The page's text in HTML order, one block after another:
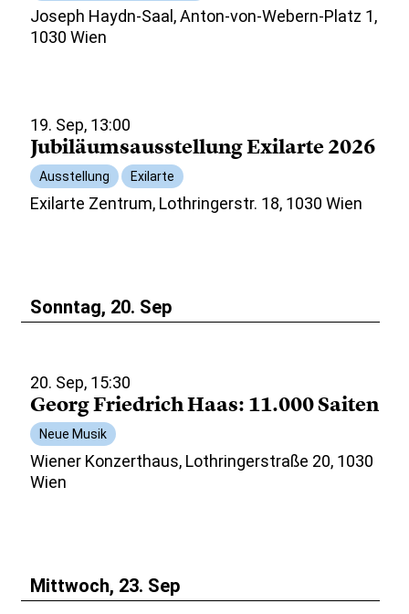
Joseph Haydn-Saal, Anton-von-Webern-Platz 1,
1030 Wien
19. Sep, 13:00
Jubiläumsausstellung Exilarte 2026
Ausstellung Exilarte
Exilarte Zentrum, Lothringerstr. 18, 1030 Wien
Sonntag, 20. Sep
20. Sep, 15:30
Georg Friedrich Haas: 11.000 Saiten
Neue Musik
Wiener Konzerthaus, Lothringerstraße 20, 1030
Wien
Mittwoch, 23. Sep